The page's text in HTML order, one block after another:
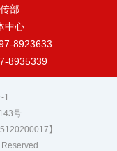
部
中心
8923633
8935339
1
号
】
Reserved